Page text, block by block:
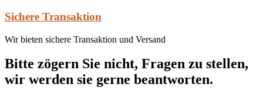
Sichere Transaktion
Wir bieten sichere Transaktion und Versand
Bitte zögern Sie nicht, Fragen zu stellen,
wir werden sie gerne beantworten.